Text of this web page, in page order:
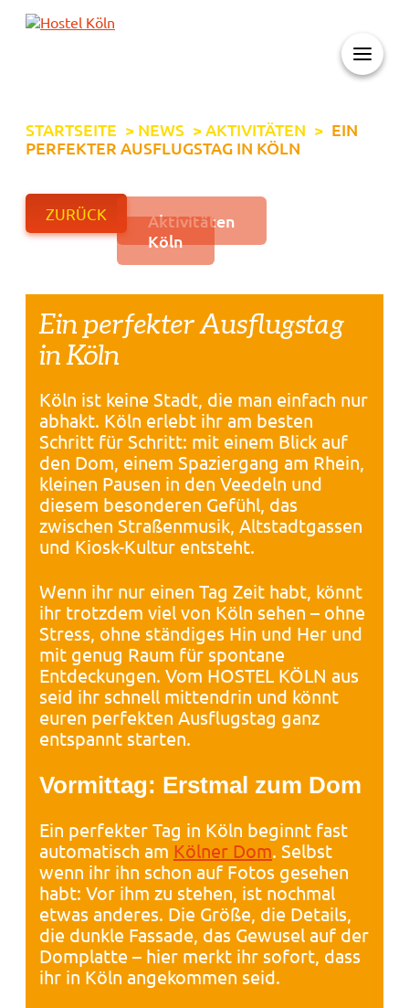
STARTSEITE > NEWS >AKTIVITÄTEN > EIN
PERFEKTER AUSFLUGSTAG IN KÖLN
ZURÜCK
Aktivitäten
Köln
Ein perfekter Ausflugstag
in Köln
Köln ist keine Stadt, die man einfach nur
abhakt. Köln erlebt ihr am besten
Schritt für Schritt: mit einem Blick auf
den Dom, einem Spaziergang am Rhein,
kleinen Pausen in den Veedeln und
diesem besonderen Gefühl, das
zwischen Straßenmusik, Altstadtgassen
und Kiosk-Kultur entsteht.
Wenn ihr nur einen Tag Zeit habt, könnt
ihr trotzdem viel von Köln sehen – ohne
Stress, ohne ständiges Hin und Her und
mit genug Raum für spontane
Entdeckungen. Vom HOSTEL KÖLN aus
seid ihr schnell mittendrin und könnt
euren perfekten Ausflugstag ganz
entspannt starten.
Vormittag: Erstmal zum Dom
Ein perfekter Tag in Köln beginnt fast
automatisch am Kölner Dom. Selbst
wenn ihr ihn schon auf Fotos gesehen
habt: Vor ihm zu stehen, ist nochmal
etwas anderes. Die Größe, die Details,
die dunkle Fassade, das Gewusel auf der
Domplatte – hier merkt ihr sofort, dass
ihr in Köln angekommen seid.